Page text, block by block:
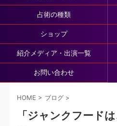
占術の種類
ショップ
紹介メディア・出演一覧
お問い合わせ
HOME > ブログ >
「ジャンクフード